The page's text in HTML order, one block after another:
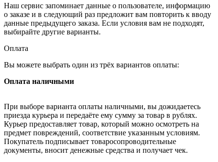
Наш сервис запоминает данные о пользователе, информацию
о заказе и в следующий раз предложит вам повторить к вводу
данные предыдущего заказа. Если условия вам не подходят,
выбирайте другие варианты.
Оплата
Вы можете выбрать один из трёх вариантов оплаты:
Оплата наличными
При выборе варианта оплаты наличными, вы дожидаетесь
приезда курьера и передаёте ему сумму за товар в рублях.
Курьер предоставляет товар, который можно осмотреть на
предмет повреждений, соответствие указанным условиям.
Покупатель подписывает товаросопроводительные
документы, вносит денежные средства и получает чек.